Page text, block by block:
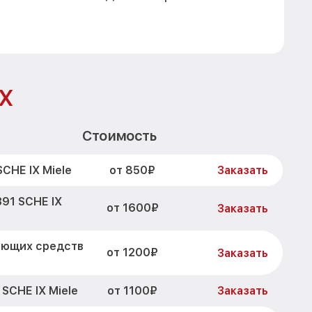
Стоимость
IX Miele от 850₽ Заказать
SCHE IX от 1600₽ Заказать
средств от 1200₽ Заказать
IX Miele от 1100₽ Заказать